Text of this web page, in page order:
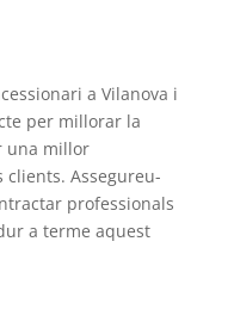
a Vilanova i
per millorar la
una millor
Assegureu-
professionals
a terme aquest